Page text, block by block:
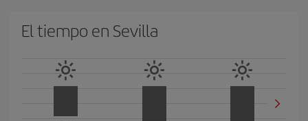
El tiempo en Sevilla